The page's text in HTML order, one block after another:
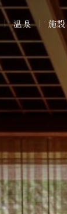
温泉 施設